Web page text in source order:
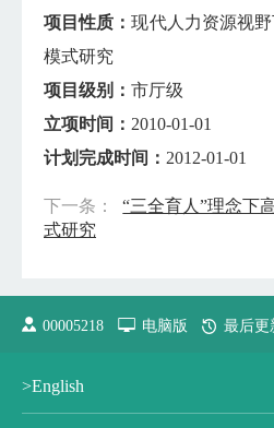
项目性质：现代人力资源视
模式研究
项目级别： 市厅级
立项时间： 2010-01-01
计划完成时间： 2012-01-01
下一条：
“三全育人”理念下
式研究
00005218 电脑版 最后更
>English